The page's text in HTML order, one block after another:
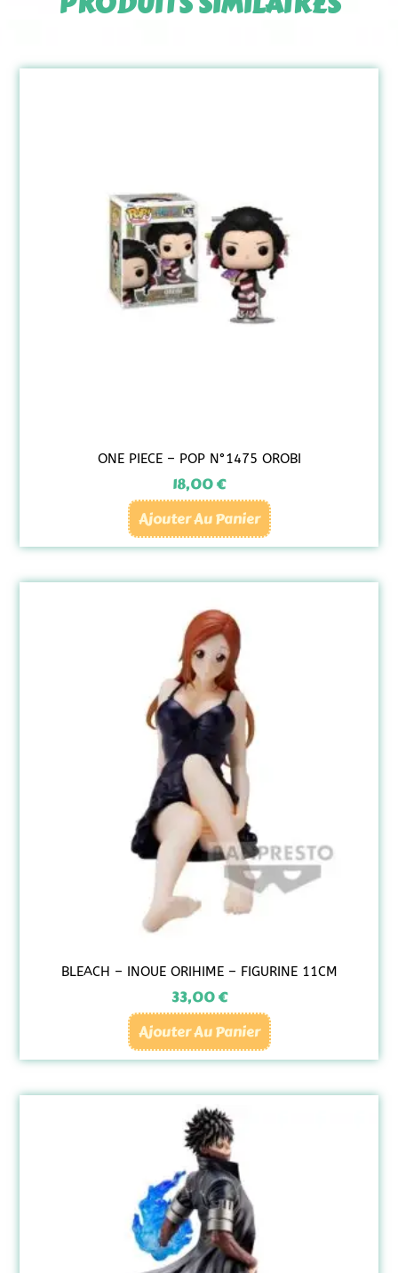
ONE PIECE – POP N°1475 OROBI
18,00€
Ajouter Au Panier
BLEACH – INOUE ORIHIME – FIGURINE 11CM
33,00€
Ajouter Au Panier